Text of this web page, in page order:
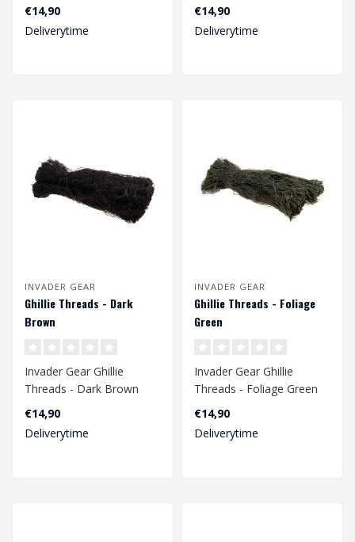
€14,90
Deliverytime
€14,90
Deliverytime
INVADER GEAR
Ghillie Threads - Dark
Brown
Invader Gear Ghillie
Threads - Dark Brown
€14,90
Deliverytime
INVADER GEAR
Ghillie Threads - Foliage
Green
Invader Gear Ghillie
Threads - Foliage Green
€14,90
Deliverytime